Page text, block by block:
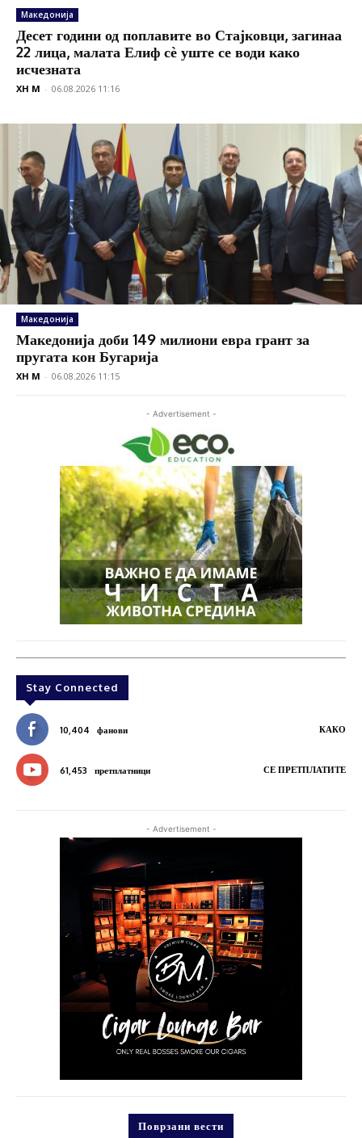
Македонија
Десет години од поплавите во Стајковци, загинаа
22 лица, малата Елиф сѐ уште се води како
исчезната
XH M - 06.08.2026 11:16
Македонија
Македонија доби 149 милиони евра грант за
пругата кон Бугарија
XH M - 06.08.2026 11:15
- Advertisement -
Stay Connected
10,404 фанови КАКО
61,453 претплатници СЕ ПРЕТПЛАТИТЕ
- Advertisement -
Поврзани вести